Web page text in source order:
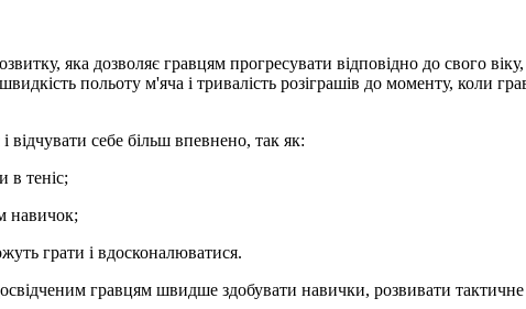
яка дозволяє гравцям прогресувати відповідно до свого
польоту м'яча і тривалість розіграшів до моменту, коли
себе більш впевнено, так як:
в теніс;
навичок;
грати і вдосконалюватися.
гравцям швидше здобувати навички, розвивати тактичне